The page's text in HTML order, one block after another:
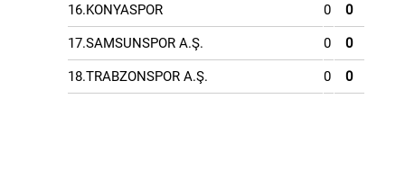
16.KONYASPOR 0 0
17.SAMSUNSPOR A.Ş. 0 0
18.TRABZONSPOR A.Ş. 0 0